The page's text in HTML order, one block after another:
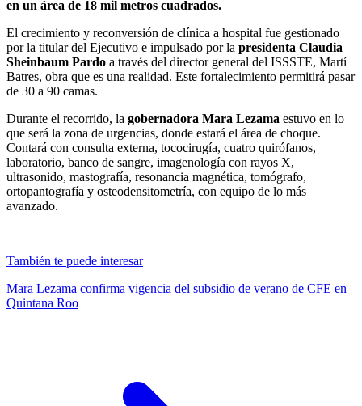
en un área de 18 mil metros cuadrados.
El crecimiento y reconversión de clínica a hospital fue gestionado
por la titular del Ejecutivo e impulsado por la presidenta Claudia
Sheinbaum Pardo a través del director general del ISSSTE, Martí
Batres, obra que es una realidad. Este fortalecimiento permitirá pasar
de 30 a 90 camas.
Durante el recorrido, la gobernadora Mara Lezama estuvo en lo
que será la zona de urgencias, donde estará el área de choque.
Contará con consulta externa, tococirugía, cuatro quirófanos,
laboratorio, banco de sangre, imagenología con rayos X,
ultrasonido, mastografía, resonancia magnética, tomógrafo,
ortopantografía y osteodensitometría, con equipo de lo más
avanzado.
También te puede interesar
Mara Lezama confirma vigencia del subsidio de verano de CFE en
Quintana Roo